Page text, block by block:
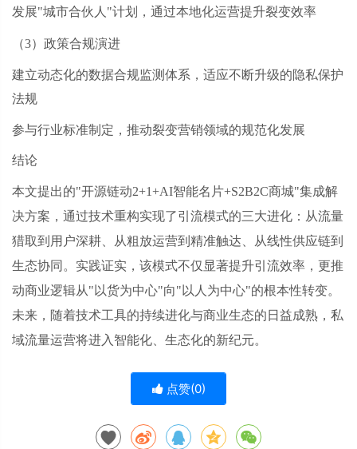
发展"城市合伙人"计划，通过本地化运营提升裂变效率
（3）政策合规演进
建立动态化的数据合规监测体系，适应不断升级的隐私保护
法规
参与行业标准制定，推动裂变营销领域的规范化发展
结论
本文提出的"开源链动2+1+AI智能名片+S2B2C商城"集成解
决方案，通过技术重构实现了引流模式的三大进化：从流量
猎取到用户深耕、从粗放运营到精准触达、从线性供应链到
生态协同。实践证实，该模式不仅显著提升引流效率，更推
动商业逻辑从"以货为中心"向"以人为中心"的根本性转变。
未来，随着技术工具的持续进化与商业生态的日益成熟，私
域流量运营将进入智能化、生态化的新纪元。
点赞(0)